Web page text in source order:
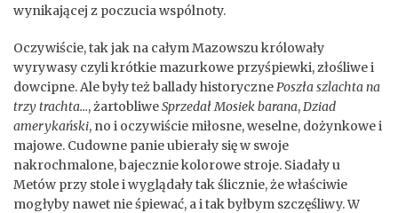
wynikającej z poczucia wspólnoty.
Oczywiście, tak jak na całym Mazowszu królowały
wyrywasy czyli krótkie mazurkowe przyśpiewki, złośliwe i
dowcipne. Ale były też ballady historycznePoszła szlachta na
trzy trachta…, żartobliweSprzedał Mosiek barana,Dziad
amerykański, no i oczywiście miłosne, weselne, dożynkowe i
majowe. Cudowne panie ubierały się w swoje
nakrochmalone, bajecznie kolorowe stroje. Siadały u
Metów przy stole i wyglądały tak ślicznie, że właściwie
mogłyby nawet nie śpiewać, a i tak byłbym szczęśliwy. W